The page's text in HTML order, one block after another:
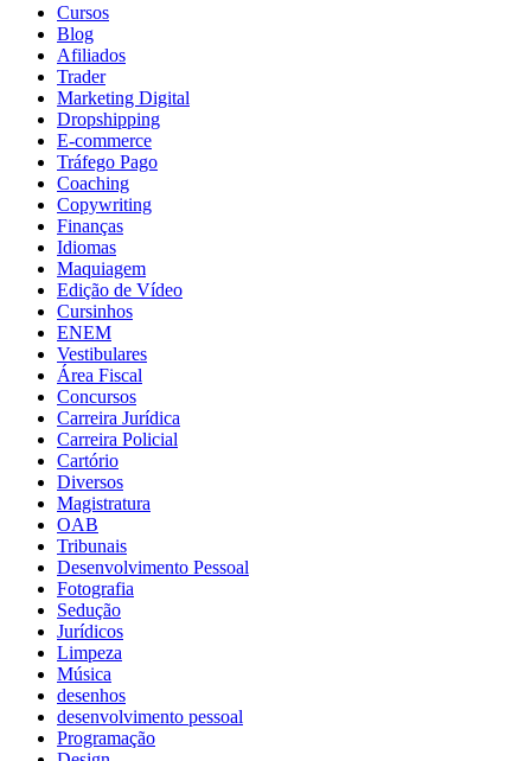
Cursos
Blog
Afiliados
Trader
Marketing Digital
Dropshipping
E-commerce
Tráfego Pago
Coaching
Copywriting
Finanças
Idiomas
Maquiagem
Edição de Vídeo
Cursinhos
ENEM
Vestibulares
Área Fiscal
Concursos
Carreira Jurídica
Carreira Policial
Cartório
Diversos
Magistratura
OAB
Tribunais
Desenvolvimento Pessoal
Fotografia
Sedução
Jurídicos
Limpeza
Música
desenhos
desenvolvimento pessoal
Programação